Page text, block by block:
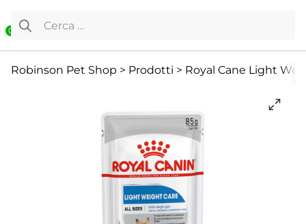
0
Ricerca per:
Robinson Pet Shop > Prodotti > Royal Cane Light